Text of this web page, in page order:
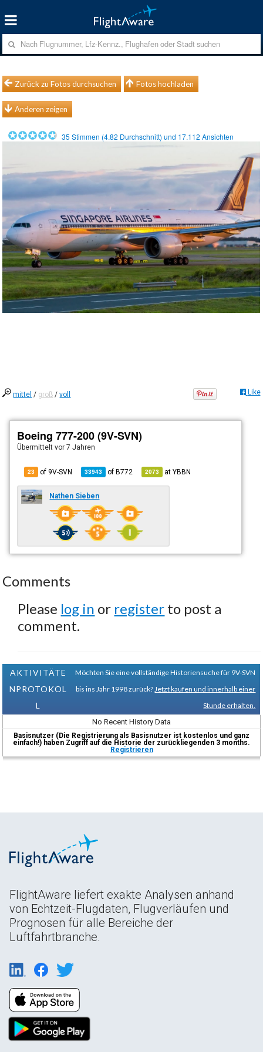
Zurück zu Fotos durchsuchen Fotos hochladen
Anderen zeigen
35 Stimmen (4.82 Durchschnitt) und 17.112 Ansichten
mittel / groß /voll Like
Boeing 777-200 (9V-SVN)
Übermitteltvor 7 Jahren
23 of 9V-SVN 33943 ofB772 2073 atYBBN
Nathen Sieben
Comments
Please log in or register to post a
comment.
AKTIVITÄTE
NPROTOKOL
L
Möchten Sie eine vollständige Historiensuche für 9V-SVN
bis ins Jahr 1998 zurück? Jetzt kaufen und innerhalb einer
Stunde erhalten.
No Recent History Data
Basisnutzer (Die Registrierung als Basisnutzer ist kostenlos und ganz
einfach!) haben Zugriff auf die Historie der zurückliegenden 3 months.
Registrieren
FlightAware liefert exakte Analysen anhand
von Echtzeit-Flugdaten, Flugverläufen und
Prognosen für alle Bereiche der
Luftfahrtbranche.